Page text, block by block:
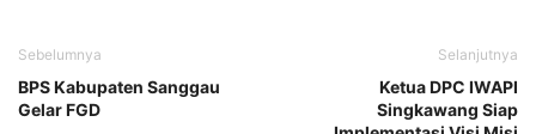
Sebelumnya
BPS Kabupaten Sanggau
Gelar FGD
Selanjutnya
Ketua DPC IWAPI
Singkawang Siap